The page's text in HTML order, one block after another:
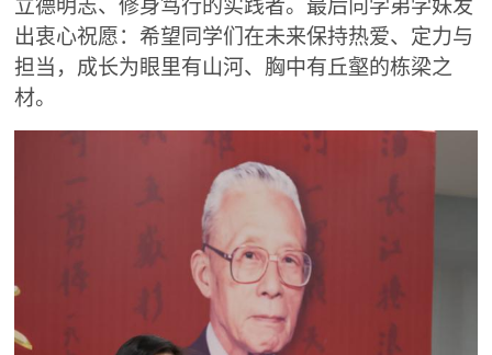
立德明志、修身笃行的实践者。最后向学弟学妹发
出衷心祝愿：希望同学们在未来保持热爱、定力与
担当，成长为眼里有山河、胸中有丘壑的栋梁之
材。